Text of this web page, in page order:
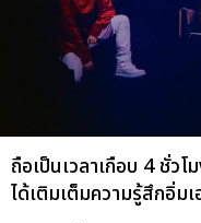
ถือเป็นเวลาเกือบ 4 ชั่ว
ได้เติมเต็มความรู้สึกอิ่ม